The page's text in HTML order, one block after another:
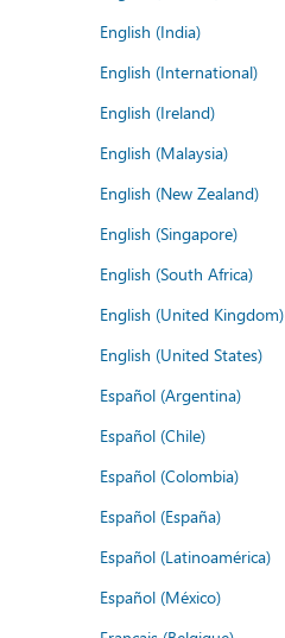
English (India)
English (International)
English (Ireland)
English (Malaysia)
English (New Zealand)
English (Singapore)
English (South Africa)
English (United Kingdom)
English (United States)
Español (Argentina)
Español (Chile)
Español (Colombia)
Español (España)
Español (Latinoamérica)
Español (México)